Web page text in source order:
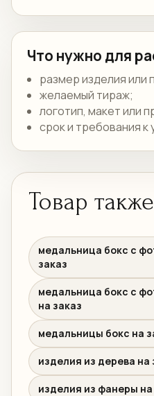
Что нужно для
размер изделия или
желаемый тираж;
логотип, макет или
срок и требования к
Товар
медальница бокс с
заказ
медальница бокс с
на заказ
медальницы бокс на
изделия из дерева на
изделия из фанеры на